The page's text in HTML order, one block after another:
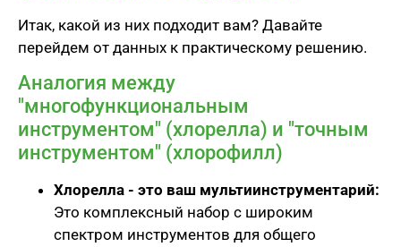
Итак, какой из них подходит вам? Давайте
перейдем от данных к практическому решению.
Аналогия между
"многофункциональным
инструментом" (хлорелла) и "точным
инструментом" (хлорофилл)
Хлорелла - это ваш мультиинструментарий:
Это комплексный набор с широким
спектром инструментов для общего